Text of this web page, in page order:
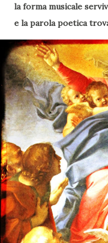
la forma musicale
e la parola poetica